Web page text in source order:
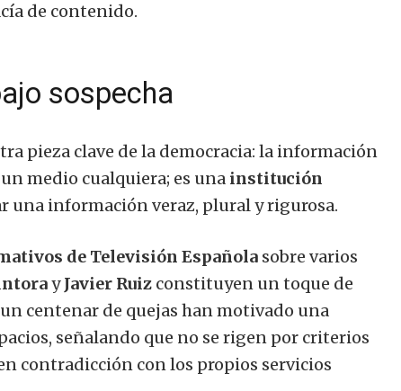
de contenido.
sospecha
pieza clave de la democracia: la información
medio cualquiera; es una institución
una información veraz, plural y rigurosa.
de Televisión Española sobre varios
y Javier Ruiz constituyen un toque de
centenar de quejas han motivado una
señalando que no se rigen por criterios
contradicción con los propios servicios